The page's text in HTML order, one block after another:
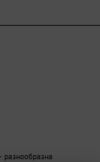
разнообразна